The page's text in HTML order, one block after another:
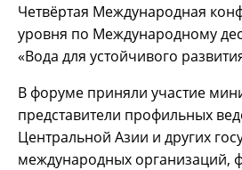
Четвёртая Международная
уровня по Международному
«Вода для устойчивого
В форуме приняли участие
представители профильных
Центральной Азии и других
международных организаций,